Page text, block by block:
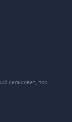
сельсовет, пос.